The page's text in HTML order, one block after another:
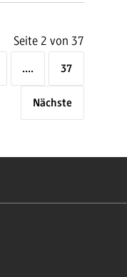
Seite 2 von 37
.... 37
Nächste